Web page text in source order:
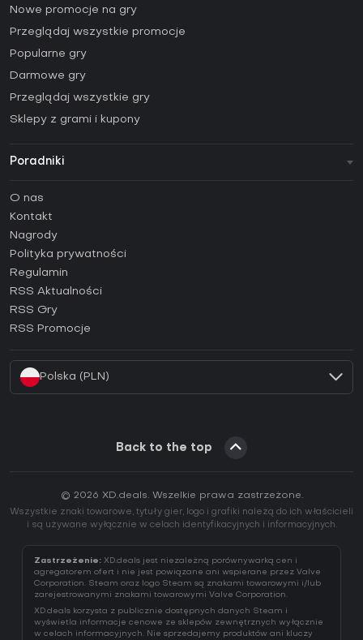
Nowe promocje na gry
Przeglądaj wszystkie promocje
Popularne gry
Darmowe gry
Przeglądaj wszystkie gry
Sklepy z grami i kupony
Poradniki
Poradniki
Jak aktywować klucz Steam (CD Key)?
Jak aktywować klucz Epic Games (CD Key)?
Jak aktywować klucz GOG (CD Key)?
Jak aktywować klucz Ubisoft Connect (CD Key)?
O nas
Kontakt
Nagrody
Polityka prywatności
Regulamin
RSS Aktualności
RSS Gry
RSS Promocje
Polska (PLN)
Back to the top
© 2026 XD.deals. Wszelkie prawa zastrzeżone.
Wszystkie znaki towarowe, tytuły gier, logo i grafiki należą do ich właścicieli
i są używane wyłącznie w celach identyfikacyjnych i informacyjnych.
Zastrzeżenie: XD.deals jest niezależną porównywarką cen i
agregatorem ofert i nie jest powiązane ani wspierane przez Valve
Corporation. Steam oraz logo Steam są znakami towarowymi i/lub
zarejestrowanymi znakami towarowymi Valve Corporation.
XD.deals korzysta z publicznie dostępnych danych Steam i
wyświetla informacje cenowe ze sklepów zewnętrznych wyłącznie
w celach informacyjnych. Nie sprzedajemy produktów ani kluczy